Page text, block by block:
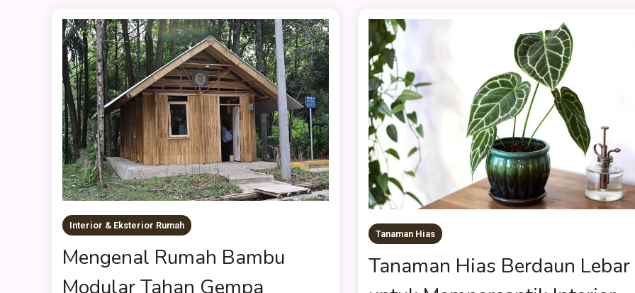
Interior & Eksterior Rumah
Mengenal Rumah Bambu
Modular Tahan Gempa
Tanaman Hias
Tanaman Hias Berdaun Lebar